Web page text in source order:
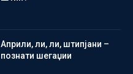
Aприли, ли, ли, штипјани –
познати шегаџии